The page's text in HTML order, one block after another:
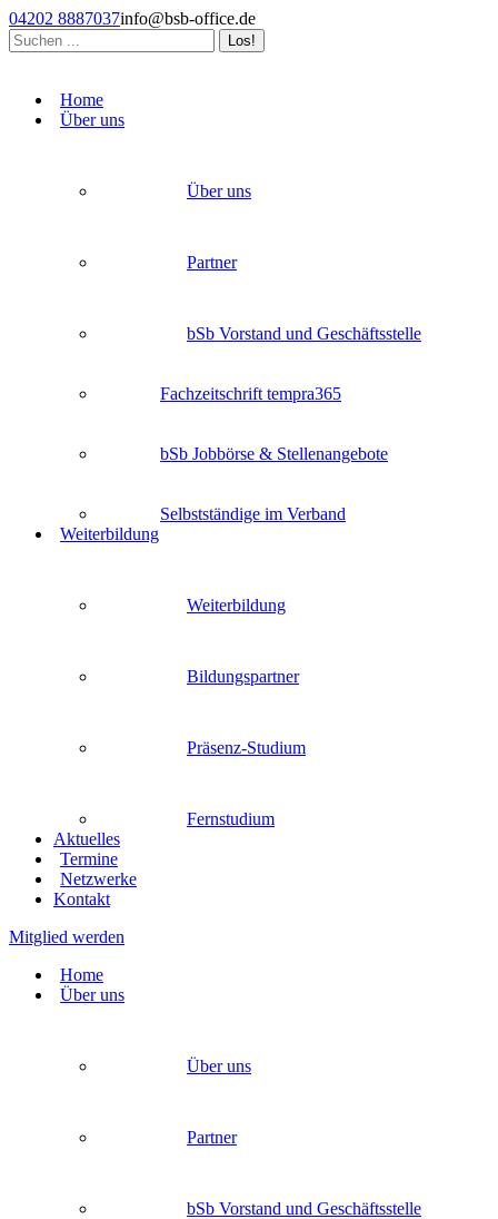
Zum
Inhalt
springen
04202 8887037info@bsb-office.de
Search:
opens
opens
opens
Home
Über uns
Über uns
Partner
bSb Vorstand und Geschäftsstelle
Fachzeitschrift tempra365
bSb Jobbörse & Stellenangebote
Selbstständige im Verband
Weiterbildung
Weiterbildung
Bildungspartner
Präsenz-Studium
Fernstudium
Aktuelles
Termine
Netzwerke
Kontakt
Mitglied werden
Home
Über uns
Über uns
Partner
bSb Vorstand und Geschäftsstelle